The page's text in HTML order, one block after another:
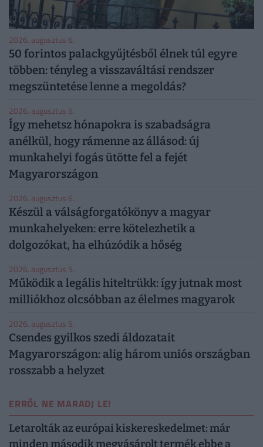
2026. augusztus 6.
50 forintos palackgyűjtésből élnek túl egyre
többen: tényleg a visszaváltási rendszer
megszüntetése lenne a megoldás?
2026. augusztus 5.
Így mehetsz hónapokra is szabadságra
anélkül, hogy rámenne az állásod: új
munkahelyi fogás ütötte fel a fejét
Magyarországon
2026. augusztus 6.
Készül a válságforgatókönyv a magyar
munkahelyeken: erre kötelezhetik a
dolgozókat, ha elhúzódik a hőség
2026. augusztus 5.
Működik a legális hiteltrükk: így jutnak most
milliókhoz olcsóbban az élelmes magyarok
2026. augusztus 5.
Csendes gyilkos szedi áldozatait
Magyarországon: alig három uniós országban
rosszabb a helyzet
ERRŐL NE MARADJ LE!
Letarolták az európai kiskereskedelmet: már
minden második megvásárolt termék ebbe a